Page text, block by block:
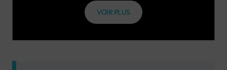
VOIR PLUS